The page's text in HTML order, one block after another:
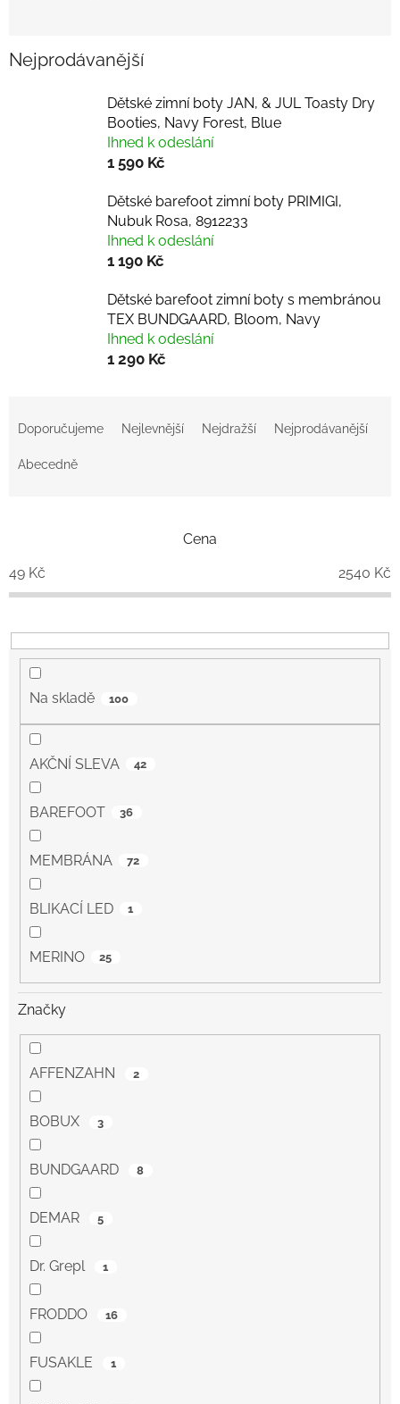
Nejprodávanější
Dětské zimní boty JAN, & JUL Toasty Dry
Booties, Navy Forest, Blue
Ihned k odeslání
1 590 Kč
Dětské barefoot zimní boty PRIMIGI,
Nubuk Rosa, 8912233
Ihned k odeslání
1 190 Kč
Dětské barefoot zimní boty s membránou
TEX BUNDGAARD, Bloom, Navy
Ihned k odeslání
1 290 Kč
e
d
u
Doporučujeme Nejlevnější Nejdražší Nejprodávanější
Abecedně
Cena
49 Kč 2540 Kč
Na skladě 100
AKČNÍ SLEVA 42
BAREFOOT 36
MEMBRÁNA 72
BLIKACÍ LED 1
MERINO 25
Značky
AFFENZAHN 2
BOBUX 3
BUNDGAARD 8
DEMAR 5
Dr. Grepl 1
FRODDO 16
FUSAKLE 1